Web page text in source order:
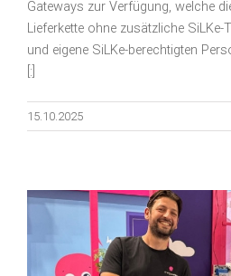
Gateways zur Verfügung, welche
Lieferkette ohne zusätzliche
und eigene SiLKe-berechtigten
[:]
15.10.2025